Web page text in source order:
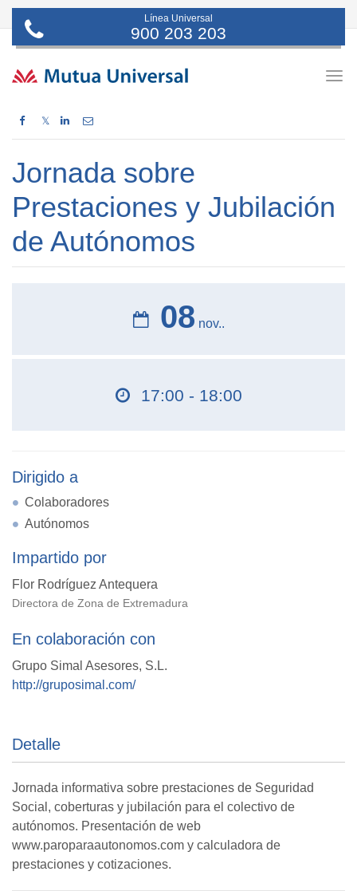
Línea Universal
900 203 203
𝕏
Jornada sobre
Prestaciones y Jubilación
de Autónomos
08 nov..
17:00 - 18:00
Dirigido a
Colaboradores
Autónomos
Impartido por
Flor Rodríguez Antequera
Directora de Zona de Extremadura
En colaboración con
Grupo Simal Asesores, S.L.
http://gruposimal.com/
Detalle
Jornada informativa sobre prestaciones de Seguridad
Social, coberturas y jubilación para el colectivo de
autónomos. Presentación de web
www.paroparaautonomos.com y calculadora de
prestaciones y cotizaciones.